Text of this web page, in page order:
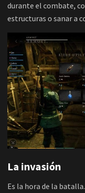
durante el combate,
estructuras o sanar a
La invasión
Es la hora de la